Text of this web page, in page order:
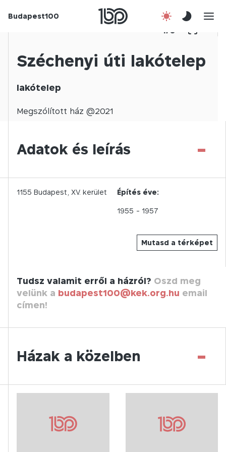
Budapest100
Csatlakozz!
1/ 0
Széchenyi úti lakótelep
lakótelep
Megszólított ház @2021
Adatok és leírás -
Mutasd a térképet
1155 Budapest, XV. kerület Építés éve:
1955 - 1957
Tudsz valamit erről a házról? Oszd meg
velünk a budapest100@kek.org.hu email
címen!
Házak a közelben -